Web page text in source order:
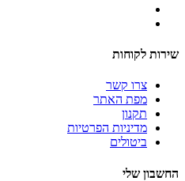
שירות לקוחות
צרו קשר
מפת האתר
תקנון
מדיניות הפרטיות
ביטולים
החשבון שלי